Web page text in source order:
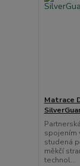
Matrace
spojením
studená
měkčí
technol...